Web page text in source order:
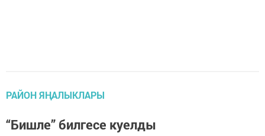
РАЙОН ЯҢАЛЫКЛАРЫ
“Бишле” билгесе куелды